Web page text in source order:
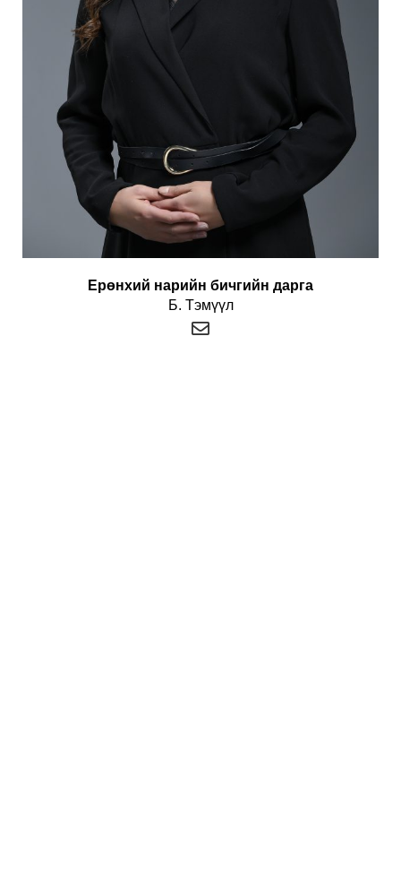
Ерөнхий нарийн бичгийн дарга
Б. Тэмүүл